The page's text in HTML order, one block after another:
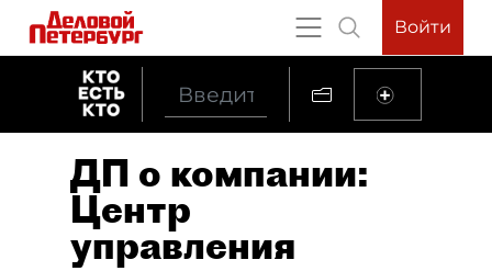
Войти
ДП о компании:
Центр
управления